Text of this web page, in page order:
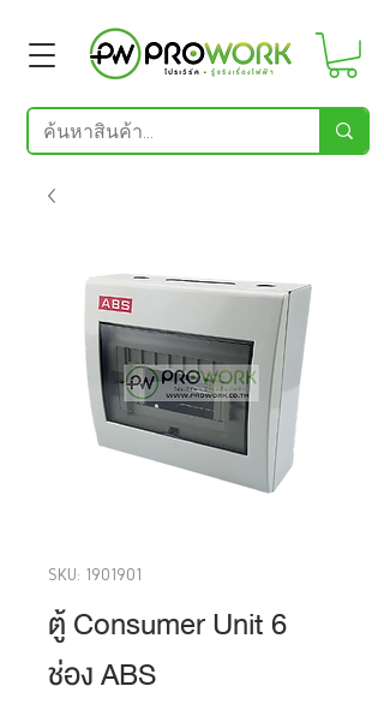
SKU: 1901901
ตู้ Consumer Unit 6
ช่อง ABS